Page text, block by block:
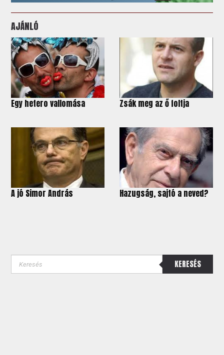
AJÁNLÓ
Egy hetero vallomása Zsák meg az ő foltja
A jó Simor András Hazugság, sajtó a neved?
KERESÉS